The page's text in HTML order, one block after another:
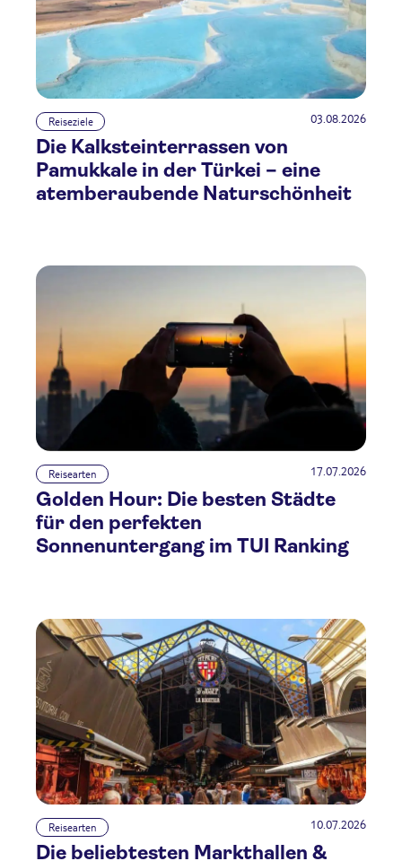
Reiseziele 03.08.2026
Die Kalksteinterrassen von
Pamukkale in der Türkei – eine
atemberaubende Naturschönheit
Reisearten 17.07.2026
Golden Hour: Die besten Städte
für den perfekten
Sonnenuntergang im TUI Ranking
Reisearten 10.07.2026
Die beliebtesten Markthallen &